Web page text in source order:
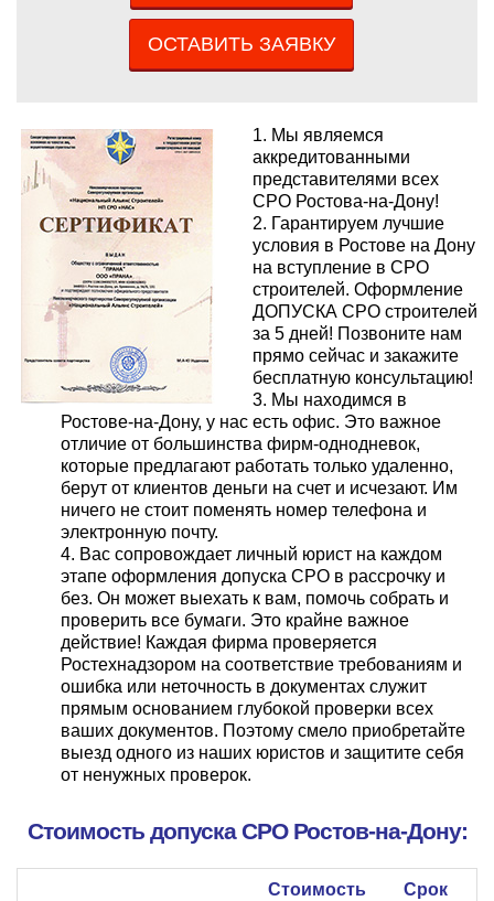
ОСТАВИТЬ ЗАЯВКУ
1. Мы являемся
аккредитованными
представителями всех
СРО Ростова-на-Дону!
2. Гарантируем лучшие
условия в Ростове на Дону
на вступление в СРО
строителей. Оформление
ДОПУСКА СРО строителей
за 5 дней! Позвоните нам
прямо сейчас и закажите
бесплатную консультацию!
3. Мы находимся в
Ростове-на-Дону, у нас есть офис. Это важное
отличие от большинства фирм-однодневок,
которые предлагают работать только удаленно,
берут от клиентов деньги на счет и исчезают. Им
ничего не стоит поменять номер телефона и
электронную почту.
4. Вас сопровождает личный юрист на каждом
этапе оформления допуска СРО в рассрочку и
без. Он может выехать к вам, помочь собрать и
проверить все бумаги. Это крайне важное
действие! Каждая фирма проверяется
Ростехнадзором на соответствие требованиям и
ошибка или неточность в документах служит
прямым основанием глубокой проверки всех
ваших документов. Поэтому смело приобретайте
выезд одного из наших юристов и защитите себя
от ненужных проверок.
Стоимость допуска СРО Ростов-на-Дону:
Стоимость
Срок